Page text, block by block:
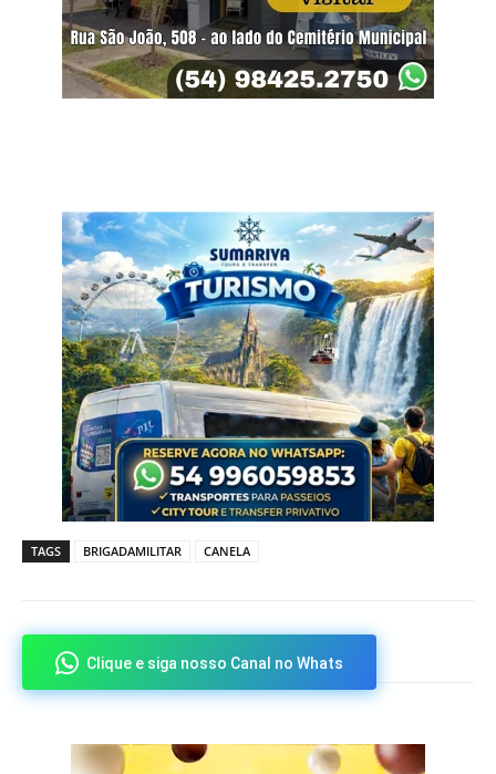
TAGS BRIGADAMILITAR CANELA
Clique e siga nosso Canal no Whats